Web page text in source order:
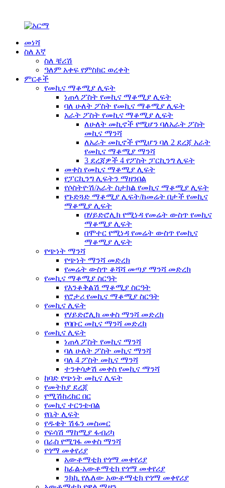
መነሻ
ስለ እኛ
ስለ ቼሪሽ
ዓለም አቀፍ የምስክር ወረቀት
ምርቶች
የመኪና ማቆሚያ ሊፍት
ነጠላ ፖስት የመኪና ማቆሚያ ሊፍት
ባለ ሁለት ፖስት የመኪና ማቆሚያ ሊፍት
አራት ፖስት የመኪና ማቆሚያ ሊፍት
ለሁለት መኪኖች የሚሆን ባለአራት ፖስት
መኪና ማንሻ
ለአራት መኪኖች የሚሆን ባለ 2 ደረጃ አራት
የመኪና ማቆሚያ ማንሻ
3 ደረጃዎች 4 የፖስት ፓርኪንግ ሊፍት
መቀስ የመኪና ማቆሚያ ሊፍት
የፓርኪንግ ሊፍትን ማዘንበል
የሶስትዮሽ/አራት ስታክል የመኪና ማቆሚያ ሊፍት
የጉድጓድ ማቆሚያ ሊፍት/ከመሬት በታች የመኪና
ማቆሚያ ሊፍት
በሃይድሮሊክ የሚነዳ የመሬት ውስጥ የመኪና
ማቆሚያ ሊፍት
በሞተር የሚነዳ የመሬት ውስጥ የመኪና
ማቆሚያ ሊፍት
የጭነት ማንሻ
የጭነት ማንሻ መድረክ
የመሬት ውስጥ ቆሻሻ መጣያ ማንሻ መድረክ
የመኪና ማቆሚያ ስርዓት
የእንቆቅልሽ ማቆሚያ ስርዓት
የሮታሪ የመኪና ማቆሚያ ስርዓት
የመኪና ሊፍት
የሃይድሮሊክ መቀስ ማንሻ መድረክ
የባቡር መኪና ማንሻ መድረክ
የመኪና ሊፍት
ነጠላ ፖስት የመኪና ማንሻ
ባለ ሁለት ፖስት መኪና ማንሻ
ባለ 4 ፖስት መኪና ማንሻ
ተንቀሳቃሽ መቀስ የመኪና ማንሻ
ከባድ የጭነት መኪና ሊፍት
የመትከያ ደረጃ
የሚሽከረከር በር
የመኪና ተርንቴብል
የቤት ሊፍት
የዱቄት ሽፋን መስመር
የፍሳሽ ማከሚያ ፋብሪካ
በራስ የሚገፋ መቀስ ማንሻ
የጎማ መቀየሪያ
አውቶማቲክ የጎማ መቀየሪያ
ከፊል-አውቶማቲክ የጎማ መቀየሪያ
ንክኪ የሌለው አውቶማቲክ የጎማ መቀየሪያ